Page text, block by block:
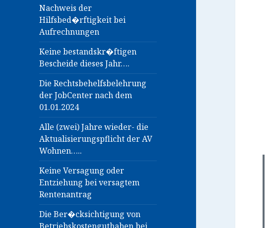
Nachweis der
Hilfsbed�rftigkeit bei
Aufrechnungen
Keine bestandskr�ftigen
Bescheide dieses Jahr….
Die Rechtsbehelfsbelehrung
der JobCenter nach dem
01.01.2024
Alle (zwei) Jahre wieder- die
Aktualisierungspflicht der AV
Wohnen…..
Keine Versagung oder
Entziehung bei versagtem
Rentenantrag
Die Ber�cksichtigung von